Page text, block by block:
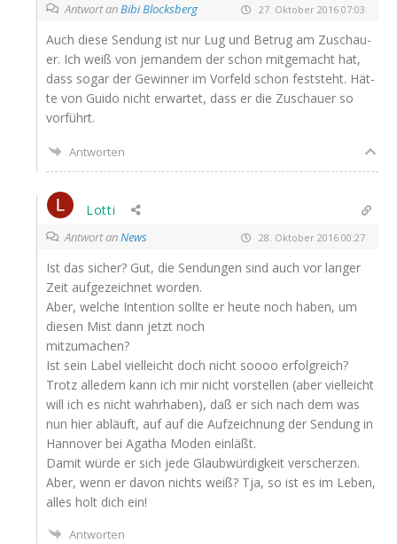
Antwort anBibi Blocksberg 27. Oktober 2016 07:03
Auch die­se Sen­dung ist nur Lug und Betrug am Zuschau­
er. Ich weiß von jeman­dem der schon mit­ge­macht hat,
dass sogar der Gewin­ner im Vor­feld schon fest­steht. Hät­
te von Gui­do nicht erwar­tet, dass er die Zuschau­er so
vorführt.
Antworten
Lotti
Antwort anNews 28. Oktober 2016 00:27
Ist das sicher? Gut, die Sen­dun­gen sind auch vor lan­ger
Zeit auf­ge­zeich­net worden.
Aber, wel­che Inten­ti­on soll­te er heu­te noch haben, um
die­sen Mist dann jetzt noch
mitzumachen?
Ist sein Label viel­leicht doch nicht soooo erfolgreich?
Trotz alle­dem kann ich mir nicht vor­stel­len (aber viel­leicht
will ich es nicht wahr­ha­ben), daß er sich nach dem was
nun hier abläuft, auf auf die Auf­zeich­nung der Sen­dung in
Han­no­ver bei Aga­tha Moden einläßt.
Damit wür­de er sich jede Glaub­wür­dig­keit verscherzen.
Aber, wenn er davon nichts weiß? Tja, so ist es im Leben,
alles holt dich ein!
Antworten